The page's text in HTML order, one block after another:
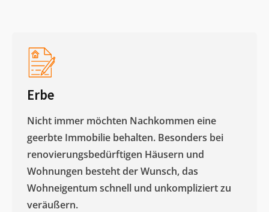
Erbe
Nicht immer möchten Nachkommen eine
geerbte Immobilie behalten. Besonders bei
renovierungsbedürftigen Häusern und
Wohnungen besteht der Wunsch, das
Wohneigentum schnell und unkompliziert zu
veräußern. ​